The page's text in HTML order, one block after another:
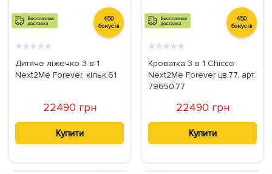
450
бонусів
★★★★★
Дитяче ліжечко 3 в 1
Next2Me Forever, кільк.61
22490 грн
Купити
450
бонусів
★★★★★
Кроватка 3 в 1 Chicco
Next2Me Forever цв.77, арт.
79650.77
22490 грн
Купити